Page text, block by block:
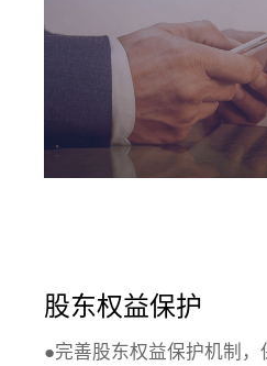
股东权益保护
●完善股东权益保护机制，